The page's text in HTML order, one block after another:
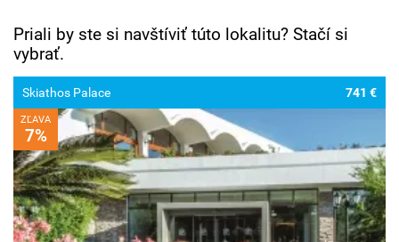
Priali by ste si navštíviť túto lokalitu? Stačí si
vybrať.
Skiathos Palace 741 €
ZĽAVA
7%